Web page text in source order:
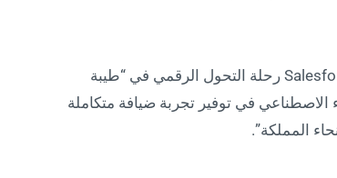
وأضاف الأحدب، “سيعزز استخدام نظام Salesforce Customer 360 رحلة التحول الرقمي في “طيبة
الاصطناعي في توفير تجربة ضيافة متكاملة
المملكة”.